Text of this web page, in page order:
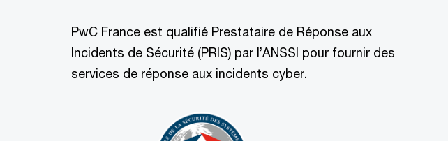
PwC France est qualifié Prestataire de Réponse aux
Incidents de Sécurité (PRIS) par l’ANSSI pour fournir des
services de réponse aux incidents cyber.